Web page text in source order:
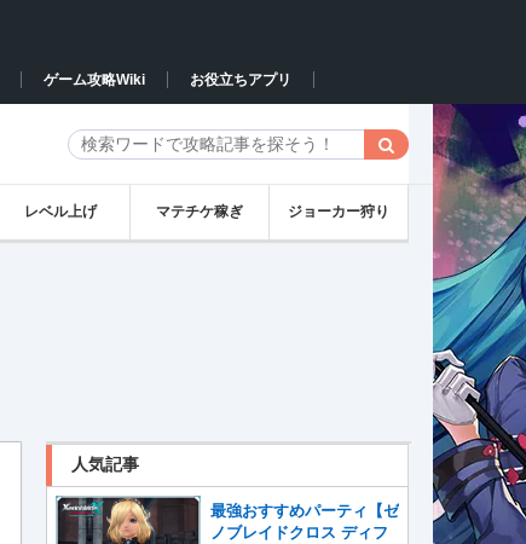
ゲーム攻略Wiki お役立ちアプリ
レベル上げ マテチケ稼ぎ ジョーカー狩り
人気記事
最強おすすめパーティ【ゼ
ノブレイドクロス ディフ